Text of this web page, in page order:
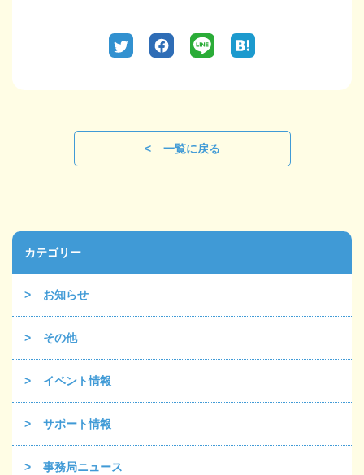
一覧に戻る
カテゴリー
お知らせ
その他
イベント情報
サポート情報
事務局ニュース